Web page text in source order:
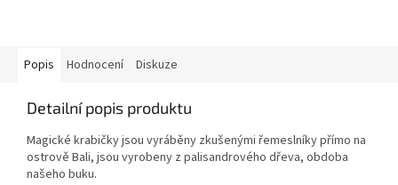
Popis Hodnocení Diskuze
Detailní popis produktu
Magické krabičky jsou vyráběny zkušenými řemeslníky přímo na
ostrově Bali, jsou vyrobeny z palisandrového dřeva, obdoba
našeho buku.